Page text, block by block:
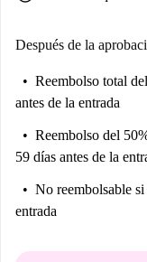
Después de la
Reembolso total
antes de la entrada
Reembolso del
59 días antes de la
No reembolsable si
entrada